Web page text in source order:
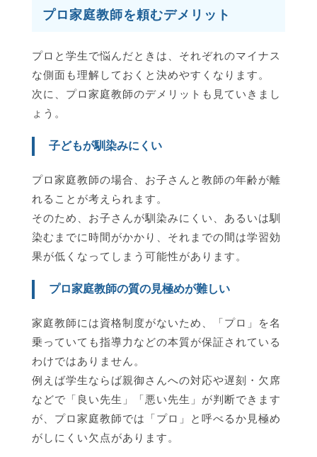
プロ家庭教師を頼むデメリット
プロと学生で悩んだときは、それぞれのマイナス
な側面も理解しておくと決めやすくなります。
次に、プロ家庭教師のデメリットも見ていきまし
ょう。
子どもが馴染みにくい
プロ家庭教師の場合、お子さんと教師の年齢が離
れることが考えられます。
そのため、お子さんが馴染みにくい、あるいは馴
染むまでに時間がかかり、それまでの間は学習効
果が低くなってしまう可能性があります。
プロ家庭教師の質の見極めが難しい
家庭教師には資格制度がないため、「プロ」を名
乗っていても指導力などの本質が保証されている
わけではありません。
例えば学生ならば親御さんへの対応や遅刻・欠席
などで「良い先生」「悪い先生」が判断できます
が、プロ家庭教師では「プロ」と呼べるか見極め
がしにくい欠点があります。